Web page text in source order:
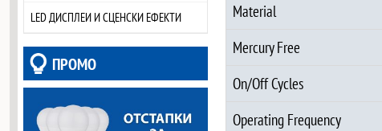
LED ДИСПЛЕИ И СЦЕНСКИ ЕФЕКТИ
ПРОМО
Material
Mercury Free
On/Off Cycles
Operating Frequency